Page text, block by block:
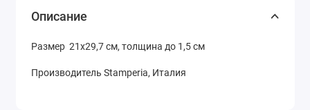
Описание
Размер 21х29,7 см, толщина до 1,5 см
Производитель Stamperia, Италия